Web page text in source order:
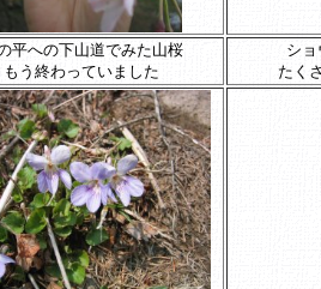
平への下山道でみた山桜
もう終わっていました
シ
たく